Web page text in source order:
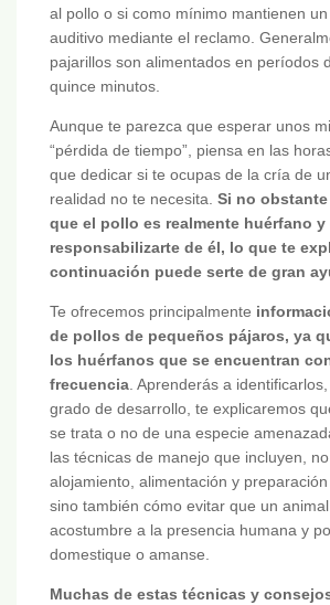
al pollo o si como mínimo mantienen
auditivo mediante el reclamo.
pajarillos son alimentados en períodos
quince minutos.
Aunque te parezca que esperar unos
“pérdida de tiempo”, piensa en las
que dedicar si te ocupas de la cría de
realidad no te necesita. Si no
que el pollo es realmente huérfano y
responsabilizarte de él, lo que te
continuación puede serte de gran
Te ofrecemos principalmente
de pollos de pequeños pájaros, ya
los huérfanos que se encuentran
frecuencia. Aprenderás a
grado de desarrollo, te explicaremos
se trata o no de una especie
las técnicas de manejo que incluyen,
alojamiento, alimentación y
sino también cómo evitar que un
acostumbre a la presencia humana y
domestique o amanse.
Muchas de estas técnicas y